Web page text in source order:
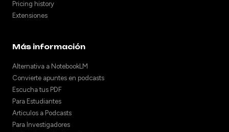
Pricing history
Extensiones
Más información
Alternativa a NotebookLM
Convierte apuntes en podcasts
Escucha tus PDF
Para Estudiantes
Articulos a Podcasts
Para Investigadores